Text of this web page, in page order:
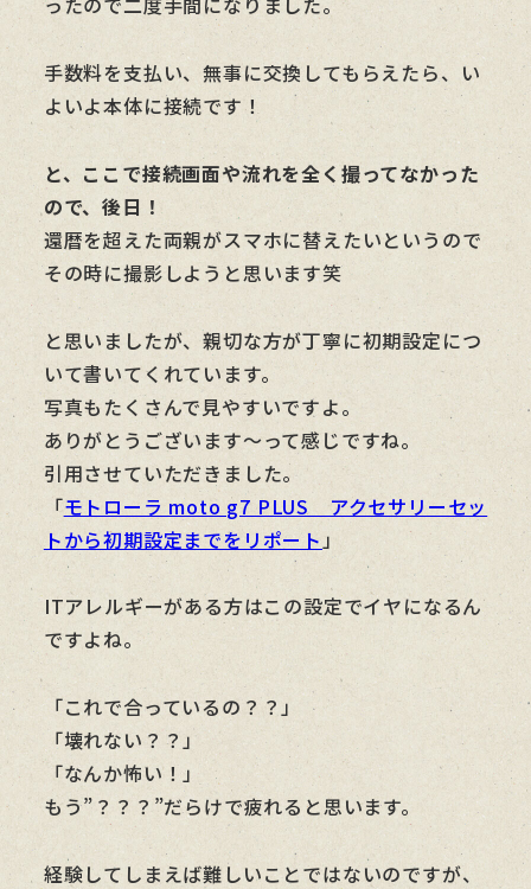
手数料を支払い、無事に交換してもらえたら、い
よいよ本体に接続です！
と、ここで接続画面や流れを全く撮ってなかった
ので、後日！
還暦を超えた両親がスマホに替えたいというので
その時に撮影しようと思います笑
と思いましたが、親切な方が丁寧に初期設定につ
いて書いてくれています。
写真もたくさんで見やすいですよ。
ありがとうございます～って感じですね。
引用させていただきました。
「モトローラ moto g7 PLUS アクセサリーセッ
トから初期設定までをリポート 」
ITアレルギーがある方はこの設定でイヤになるん
ですよね。
「これで合っているの？？」
「壊れない？？」
「なんか怖い！」
もう”？？？”だらけで疲れると思います。
経験してしまえば難しいことではないのですが、